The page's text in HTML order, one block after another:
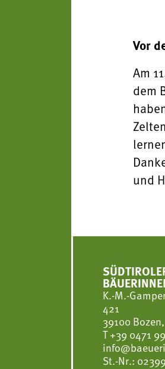
Vor
Am
dem
und
K.-M.-
421
39100
T+39 0471
St.-Nr.: